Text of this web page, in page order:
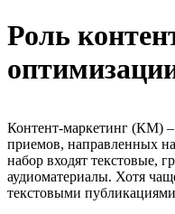
Роль
Контент-маркетинг (КМ)
приемов, направленных
набор входят текстовые,
аудиоматериалы. Хотя
текстовыми